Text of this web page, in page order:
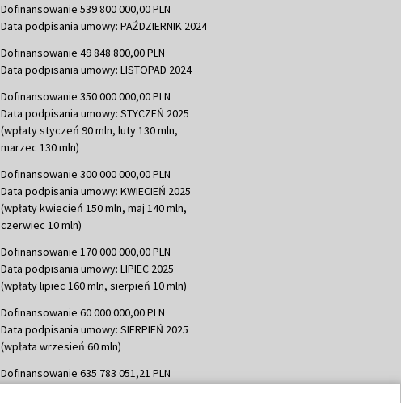
Dofinansowanie 539 800 000,00 PLN
Data podpisania umowy: PAŹDZIERNIK 2024
Dofinansowanie 49 848 800,00 PLN
Data podpisania umowy: LISTOPAD 2024
Dofinansowanie 350 000 000,00 PLN
Data podpisania umowy: STYCZEŃ 2025
(wpłaty styczeń 90 mln, luty 130 mln,
marzec 130 mln)
Dofinansowanie 300 000 000,00 PLN
Data podpisania umowy: KWIECIEŃ 2025
(wpłaty kwiecień 150 mln, maj 140 mln,
czerwiec 10 mln)
Dofinansowanie 170 000 000,00 PLN
Data podpisania umowy: LIPIEC 2025
(wpłaty lipiec 160 mln, sierpień 10 mln)
Dofinansowanie 60 000 000,00 PLN
Data podpisania umowy: SIERPIEŃ 2025
(wpłata wrzesień 60 mln)
Dofinansowanie 635 783 051,21 PLN